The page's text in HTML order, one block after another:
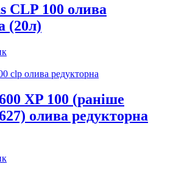
CLP 100 олива
(20л)
XP 100 (раніше
олива редукторна